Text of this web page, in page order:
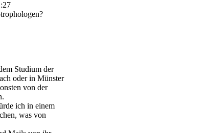
Studium der
oder in Münster
von der
ich in einem
was von